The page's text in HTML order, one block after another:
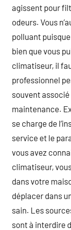
agissent pour
odeurs. Vous
polluant
bien que vous
climatiseur, il
professionnel
souvent
maintenance.
se charge de
service et le
vous avez
climatiseur,
dans votre
déplacer dans
sain. Les
sont à interdire